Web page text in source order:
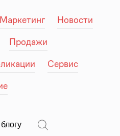
Маркетинг
Новости
Продажи
Сервис